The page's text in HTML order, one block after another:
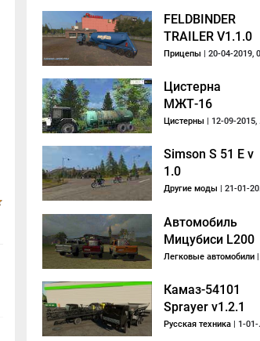
FELDBINDER
TRAILER V1.1.0
Прицепы | 20-04-2019,
Цистерна
МЖТ-16
Цистерны | 12-09-2015, 20:29
Simson S 51 E v
1.0
Другие моды | 21-01-2017, 18:32
Автомобиль
Мицубиси L200
Легковые автомобили | 1-10-2013, 21:01
Камаз-54101
Sprayer v1.2.1
Русская техника | 1-01-2021, 17:50